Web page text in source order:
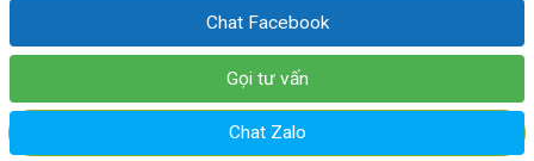
Chat Facebook
Gọi tư vấn
Chat Zalo